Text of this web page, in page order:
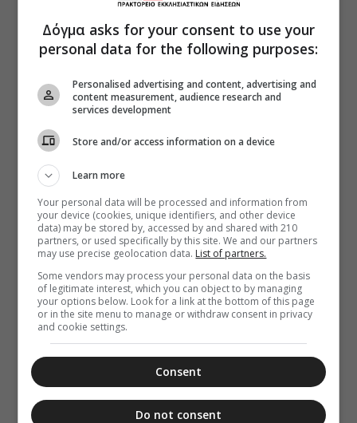
Δόγμα asks for your consent to use your
personal data for the following purposes:
Personalised advertising and content, advertising and
content measurement, audience research and
services development
Store and/or access information on a device
Learn more
Your personal data will be processed and information from
your device (cookies, unique identifiers, and other device
data) may be stored by, accessed by and shared with 210
partners, or used specifically by this site. We and our partners
may use precise geolocation data. List of partners.
Some vendors may process your personal data on the basis
of legitimate interest, which you can object to by managing
your options below. Look for a link at the bottom of this page
or in the site menu to manage or withdraw consent in privacy
and cookie settings.
Consent
Do not consent